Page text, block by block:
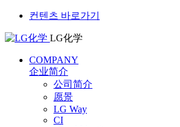
컨텐츠 바로가기
LG化学
COMPANY
企业简介
公司简介
愿景
LG Way
CI